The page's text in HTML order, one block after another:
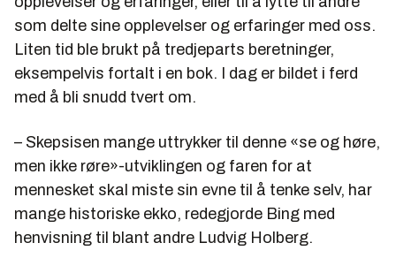
som delte sine opplevelser og erfaringer med oss.
Liten tid ble brukt på tredjeparts beretninger,
eksempelvis fortalt i en bok. I dag er bildet i ferd
med å bli snudd tvert om.
– Skepsisen mange uttrykker til denne «se og høre,
men ikke røre»-utviklingen og faren for at
mennesket skal miste sin evne til å tenke selv, har
mange historiske ekko, redegjorde Bing med
henvisning til blant andre Ludvig Holberg.